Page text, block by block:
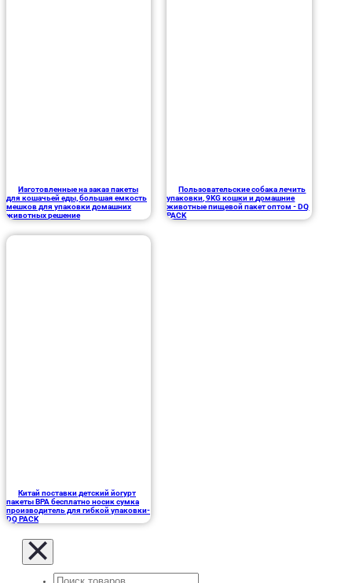
Изготовленные на заказ пакеты
для кошачьей еды, большая емкость
мешков для упаковки домашних
животных решение
Пользовательские собака лечить
упаковки, 9KG кошки и домашние
животные пищевой пакет оптом - DQ
PACK
Китай поставки детский йогурт
пакеты BPA бесплатно носик сумка
производитель для гибкой упаковки-
DQ PACK
Поиск